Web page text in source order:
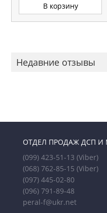
В корзину
Недавние отзывы
ОТДЕЛ ПРОДАЖ ДСП И
(099) 423-51-13 (Viber)
(068) 762-85-15 (Viber)
(097) 445-02-80
(096) 791-89-48
peral-f@ukr.net